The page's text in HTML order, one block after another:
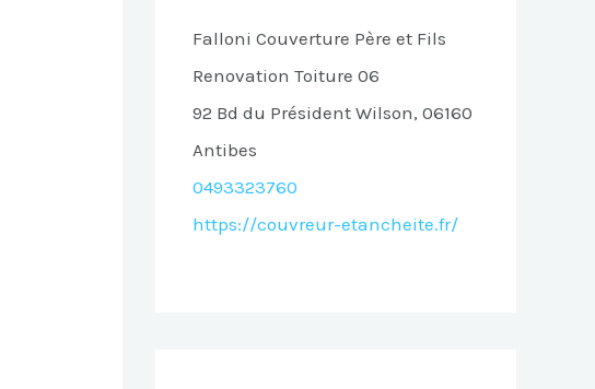
Falloni Couverture Père et Fils
Renovation Toiture 06
92 Bd du Président Wilson, 06160
Antibes
0493323760
https://couvreur-etancheite.fr/